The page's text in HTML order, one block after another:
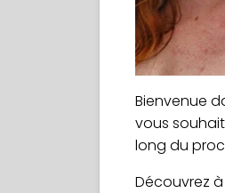
Bienvenue
vous
long du
Découvrez